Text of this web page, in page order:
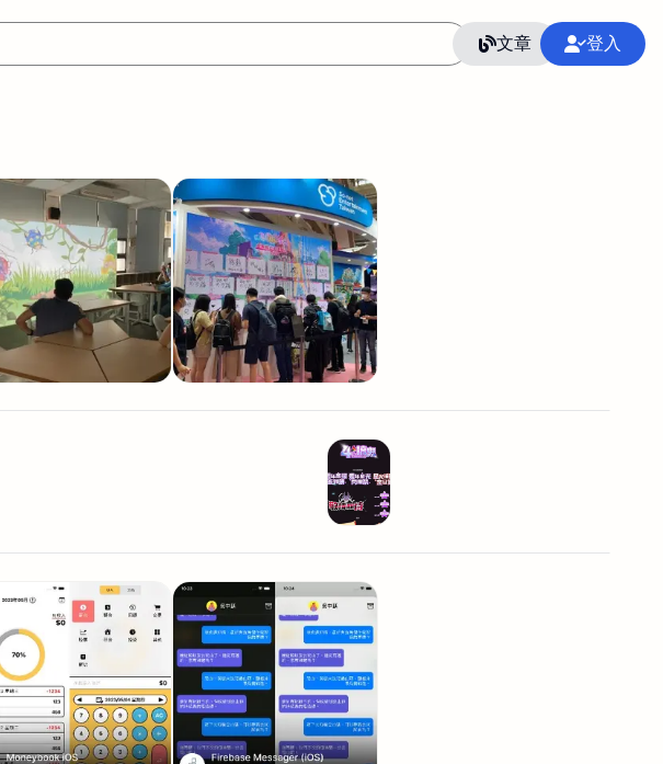
文章 登入
發 網站架設網頁製作 語言 整合行銷公關
修圖 廣告操作 SEO CRM GoogleAnalytics
室內設計 網站開發 接案 照片後製修圖
計 網頁製作 SCI醫學論文寫作投稿 Flutter
業務外包 設計建模渲染 Solidworks 插畫
影片製作 設計 動畫製作 服務項目